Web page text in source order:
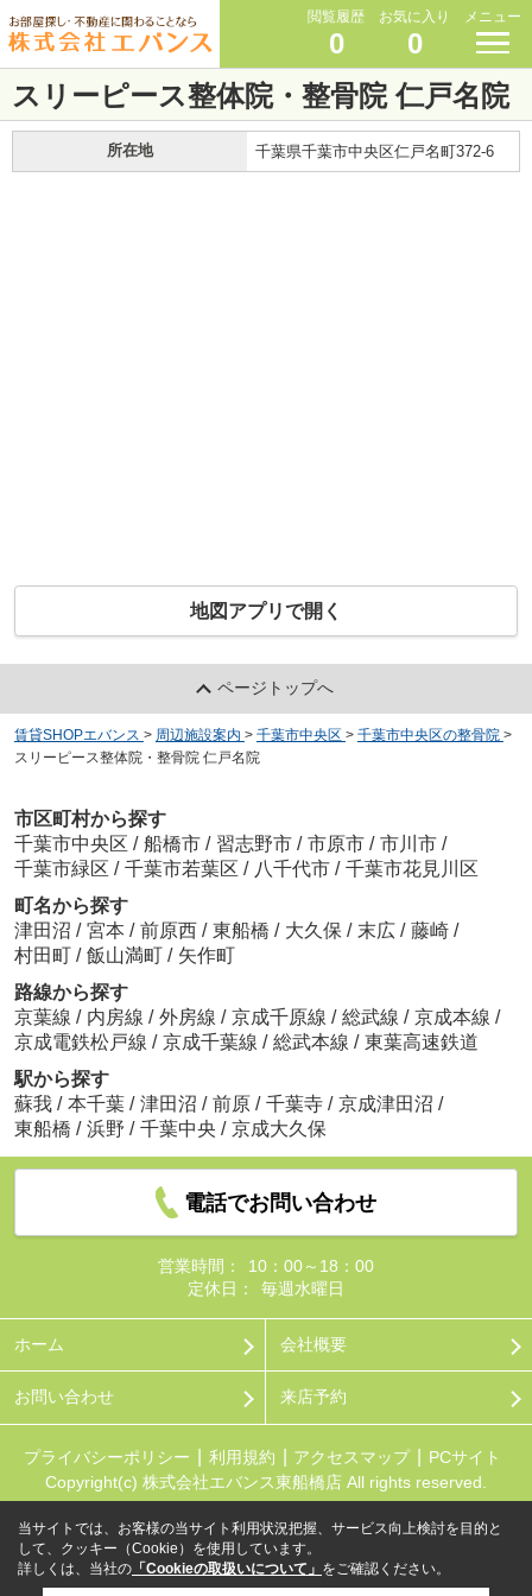
閲覧履歴
0
お気に入り
0
メニュー
スリーピース整体院・整骨院 仁戸名院
所在地 千葉県千葉市中央区仁戸名町372-6
地図アプリで開く
ページトップへ
賃貸SHOPエバンス > 周辺施設案内 > 千葉市中央区 > 千葉市中央区の整骨院 >
スリーピース整体院・整骨院 仁戸名院
市区町村から探す
千葉市中央区 / 船橋市 / 習志野市 / 市原市 / 市川市 /
千葉市緑区 / 千葉市若葉区 / 八千代市 / 千葉市花見川区
町名から探す
津田沼 / 宮本 / 前原西 / 東船橋 / 大久保 / 末広 / 藤崎 /
村田町 / 飯山満町 / 矢作町
路線から探す
京葉線 / 内房線 / 外房線 / 京成千原線 / 総武線 / 京成本線 /
京成電鉄松戸線 / 京成千葉線 / 総武本線 / 東葉高速鉄道
駅から探す
蘇我 / 本千葉 / 津田沼 / 前原 / 千葉寺 / 京成津田沼 /
東船橋 / 浜野 / 千葉中央 / 京成大久保
電話でお問い合わせ
営業時間：
10：00～18：00
定休日：
毎週水曜日
ホーム 会社概要
お問い合わせ 来店予約
プライバシーポリシー 利用規約 アクセスマップ
PCサイト
Copyright(c) 株式会社エバンス東船橋店 All rights reserved.
当サイトでは、お客様の当サイト利用状況把握、サービス向上検討を目的と
して、クッキー（Cookie）を使用しています。
詳しくは、当社の 「Cookieの取扱いについて」 をご確認ください。